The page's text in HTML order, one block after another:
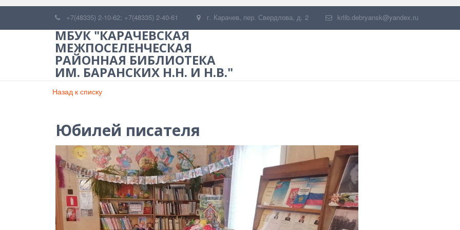
+7(48335) 2-10-62; +7(48335) 2-40-61 г. Карачев, пер. Свердлова, д. 2 krlib.debryansk@yandex.ru
МБУК "КАРАЧЕВСКАЯ
МЕЖПОСЕЛЕНЧЕСКАЯ
РАЙОННАЯ БИБЛИОТЕКА
ИМ. БАРАНСКИХ Н.Н. И Н.В."
Назад к списку
Юбилей писателя